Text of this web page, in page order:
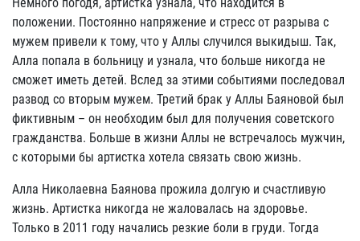
положении. Постоянно напряжение и стресс от разрыва с
мужем привели к тому, что у Аллы случился выкидыш. Так,
Алла попала в больницу и узнала, что больше никогда не
сможет иметь детей. Вслед за этими событиями последовал
развод со вторым мужем. Третий брак у Аллы Баяновой был
фиктивным – он необходим был для получения советского
гражданства. Больше в жизни Аллы не встречалось мужчин,
с которыми бы артистка хотела связать свою жизнь.
Алла Николаевна Баянова прожила долгую и счастливую
жизнь. Артистка никогда не жаловалась на здоровье.
Только в 2011 году начались резкие боли в груди. Тогда